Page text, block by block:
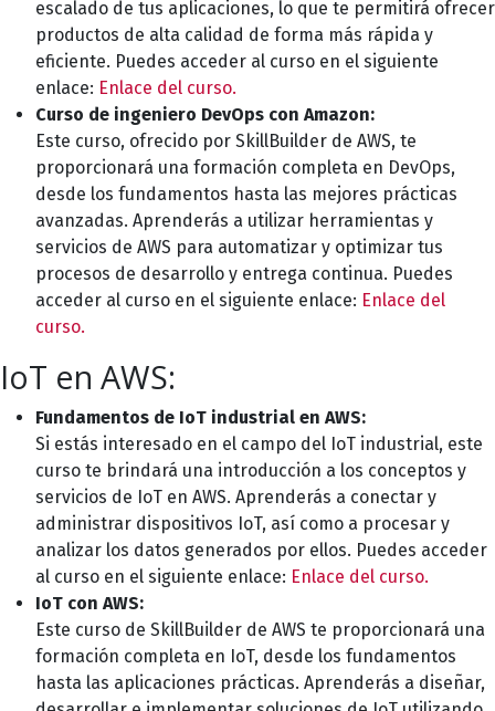
escalado de tus aplicaciones, lo que te permitirá ofrecer
productos de alta calidad de forma más rápida y
eficiente. Puedes acceder al curso en el siguiente
enlace: Enlace del curso.
Curso de ingeniero DevOps con Amazon:
Este curso, ofrecido por SkillBuilder de AWS, te
proporcionará una formación completa en DevOps,
desde los fundamentos hasta las mejores prácticas
avanzadas. Aprenderás a utilizar herramientas y
servicios de AWS para automatizar y optimizar tus
procesos de desarrollo y entrega continua. Puedes
acceder al curso en el siguiente enlace: Enlace del
curso.
IoT en AWS:
Fundamentos de IoT industrial en AWS:
Si estás interesado en el campo del IoT industrial, este
curso te brindará una introducción a los conceptos y
servicios de IoT en AWS. Aprenderás a conectar y
administrar dispositivos IoT, así como a procesar y
analizar los datos generados por ellos. Puedes acceder
al curso en el siguiente enlace: Enlace del curso.
IoT con AWS:
Este curso de SkillBuilder de AWS te proporcionará una
formación completa en IoT, desde los fundamentos
hasta las aplicaciones prácticas. Aprenderás a diseñar,